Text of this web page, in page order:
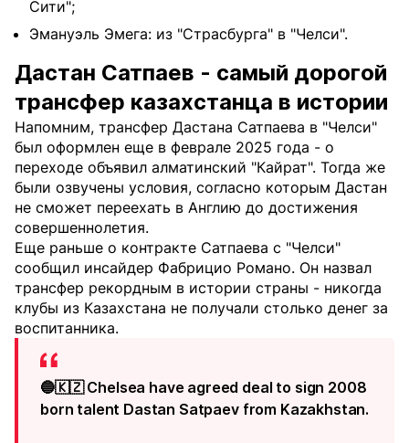
Сити";
Эмануэль Эмега: из "Страсбурга" в "Челси".
Дастан Сатпаев - самый дорогой
трансфер казахстанца в истории
Напомним, трансфер Дастана Сатпаева в "Челси"
был оформлен еще в феврале 2025 года - о
переходе объявил алматинский "Кайрат". Тогда же
были озвучены условия, согласно которым Дастан
не сможет переехать в Англию до достижения
совершеннолетия.
Еще раньше о контракте Сатпаева с "Челси"
сообщил инсайдер Фабрицио Романо. Он назвал
трансфер рекордным в истории страны - никогда
клубы из Казахстана не получали столько денег за
воспитанника.
🔵🇰🇿 Chelsea have agreed deal to sign 2008
born talent Dastan Satpaev from Kazakhstan.